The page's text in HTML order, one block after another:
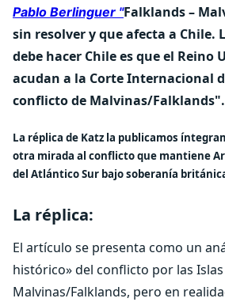
Pablo Berlinguer "Falklands –
sin resolver y que afecta a Chile.
debe hacer Chile es que el Reino
acudan a la Corte Internacional
conflicto de Malvinas/Falklands".
La réplica de Katz la publicamos
otra mirada al conflicto que mantiene
del Atlántico Sur bajo soberanía
La réplica:
El artículo se presenta como un
histórico» del conflicto por las Islas
Malvinas/Falklands, pero en